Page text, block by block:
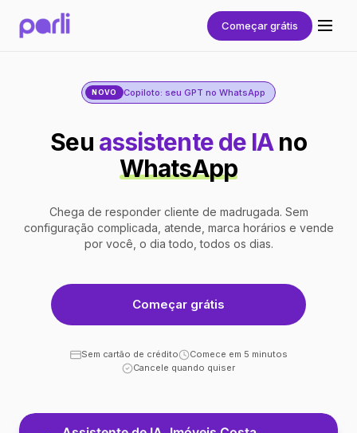
Começar grátis
NOVO Copiloto: seu GPT no WhatsApp
Seu assistente de IAno
WhatsApp
Chega de responder cliente de madrugada. Sem
configuração complicada, atende, marca horários e vende
por você, o dia todo, todos os dias.
Começar grátis
Sem cartão de crédito
Comece em 5 minutos
Cancele quando quiser